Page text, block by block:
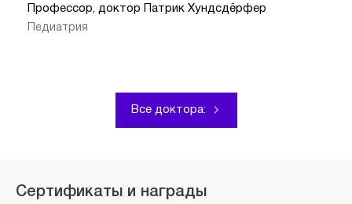
Профессор, доктор Патрик Хундсдёрфер
Педиатрия
Все доктора:
Сертификаты и награды